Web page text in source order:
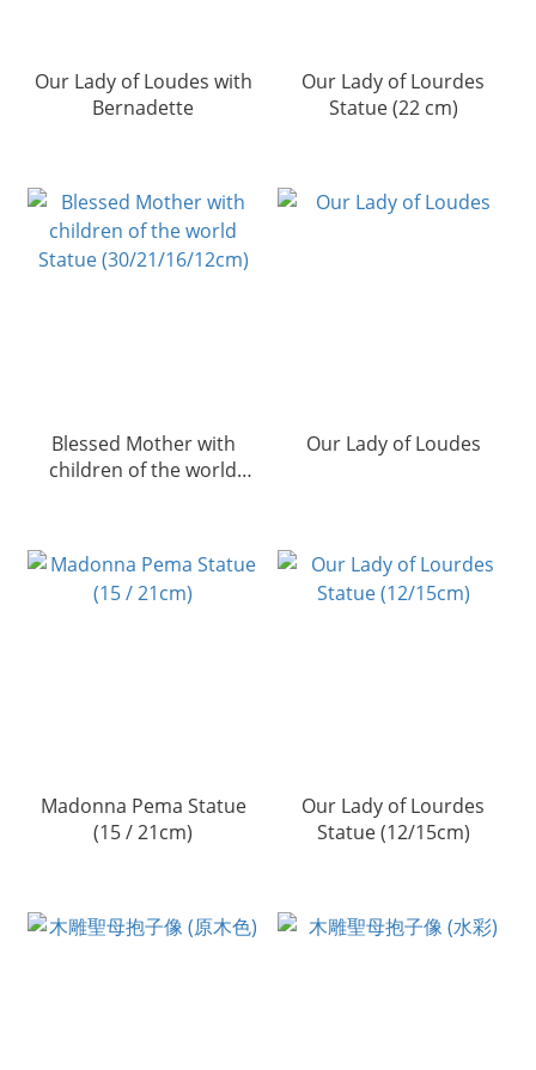
Our Lady of Loudes with
Bernadette
Our Lady of Lourdes
Statue (22 cm)
Blessed Mother with
children of the world
Our Lady of Loudes
Madonna Pema Statue
(15 / 21cm)
Our Lady of Lourdes
Statue (12/15cm)